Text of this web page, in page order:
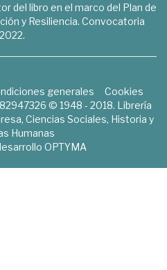
del libro en el marco del Plan de
y Resiliencia. Convocatoria
2022.
generales
Cookies
© 1948 - 2018. Librería
Ciencias Sociales, Historia y
Humanas
OPTYMA